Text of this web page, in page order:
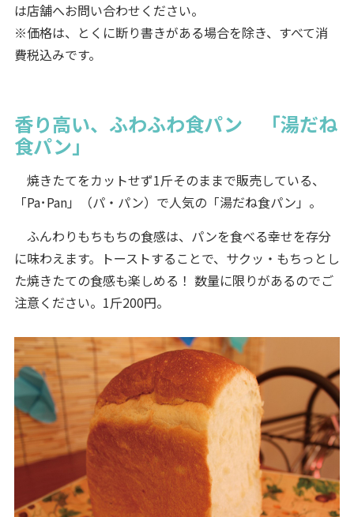
は店舗へお問い合わせください。
※価格は、とくに断り書きがある場合を除き、すべて消
費税込みです。
香り高い、ふわふわ食パン 「湯だね
食パン」
焼きたてをカットせず1斤そのままで販売している、
「Pa･Pan」（パ・パン）で人気の「湯だね食パン」。
ふんわりもちもちの食感は、パンを食べる幸せを存分
に味わえます。トーストすることで、サクッ・もちっとし
た焼きたての食感も楽しめる！ 数量に限りがあるのでご
注意ください。1斤200円。